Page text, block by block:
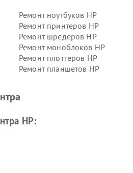
Ремонт ноутбуков HP
Ремонт принтеров HP
Ремонт шредеров HP
Ремонт моноблоков HP
Ремонт плоттеров HP
Ремонт планшетов HP
HP: